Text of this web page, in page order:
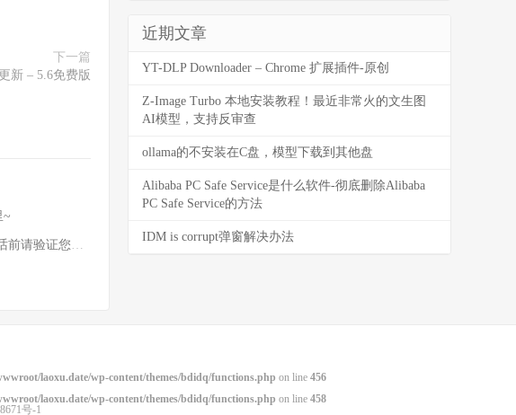
下一篇
新 – 5.6免费版
~
号码？这是没设置对哦
近期文章
YT-DLP Downloader – Chrome 扩展插件-原创
Z-Image Turbo 本地安装教程！最近非常火的文生图
AI模型，支持反审查
ollama的不安装在C盘，模型下载到其他盘
Alibaba PC Safe Service是什么软件-彻底删除Alibaba
PC Safe Service的方法
IDM is corrupt弹窗解决办法
laoxu.date/wp-content/themes/bdidq/functions.php on line 456
laoxu.date/wp-content/themes/bdidq/functions.php on line 458
号-1